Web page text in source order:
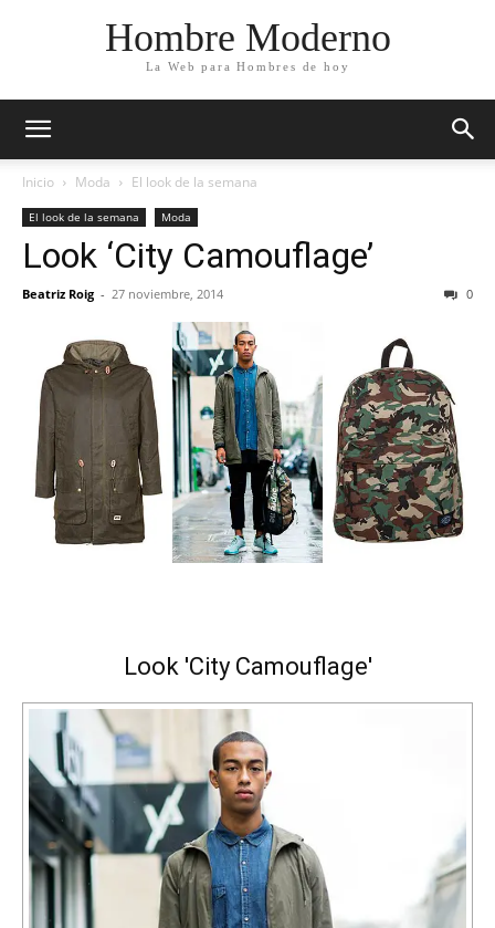
Hombre Moderno
La Web para Hombres de hoy
Inicio Moda El look de la semana
El look de la semana Moda
Look ‘City Camouflage’
Beatriz Roig - 27 noviembre, 2014 0
Look 'City Camouflage'